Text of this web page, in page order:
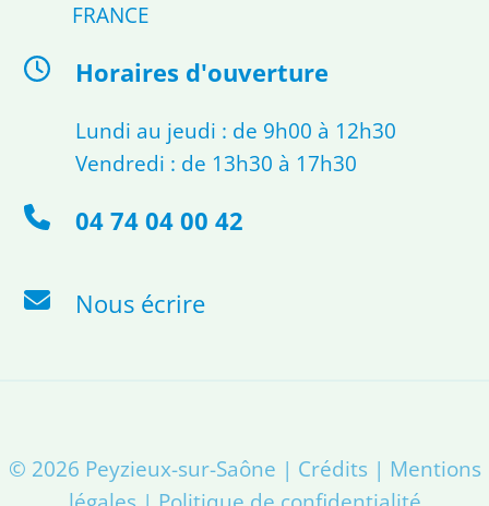
FRANCE
Horaires d'ouverture
Lundi au jeudi : de 9h00 à 12h30
Vendredi : de 13h30 à 17h30
04 74 04 00 42
Nous écrire
© 2026 Peyzieux-sur-Saône | Crédits | Mentions